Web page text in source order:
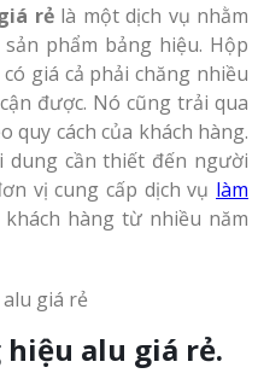
rẻlà một dịch vụ nhằm
phẩm bảng hiệu. Hộp
giá cả phải chăng nhiều
được. Nó cũng trải qua
cách của khách hàng.
dung cần thiết đến người
vị cung cấp dịch vụ làm
hàng từ nhiều năm
alu giá rẻ.